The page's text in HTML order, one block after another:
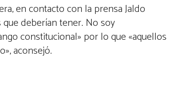
en contacto con la prensa Jaldo
deberían tener. No soy
constitucional» por lo que «aquellos
aconsejó.